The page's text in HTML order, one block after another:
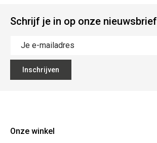
Schrijf je in op onze nieuwsbrief
Inschrijven
Onze winkel